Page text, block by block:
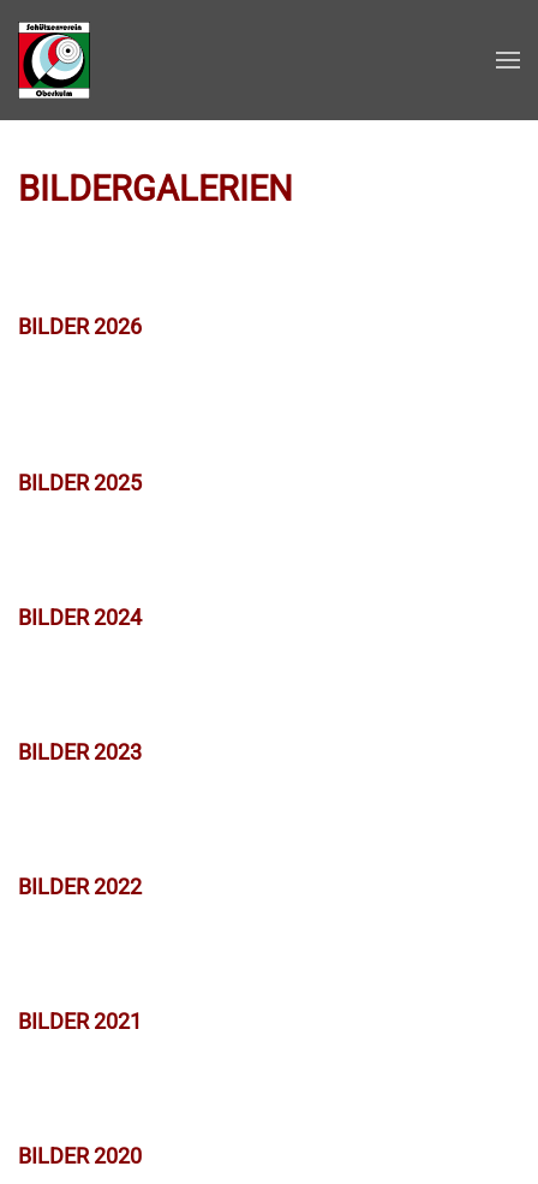
Zum Hauptinhalt springen
BILDERGALERIEN
BILDER 2026
BILDER 2025
BILDER 2024
BILDER 2023
BILDER 2022
BILDER 2021
BILDER 2020